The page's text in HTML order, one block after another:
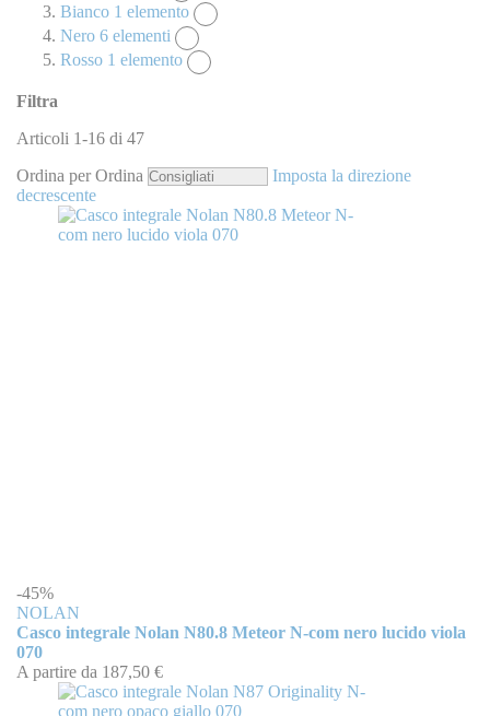
Filtra
Articoli 1-16 di 47
Ordina per Ordina
Imposta la direzione
decrescente
-45%
NOLAN
Casco integrale Nolan N80.8 Meteor N-com nero lucido viola
070
A partire da 187,50 €
Bianco 1 elemento
Nero 6 elementi
Rosso 1 elemento